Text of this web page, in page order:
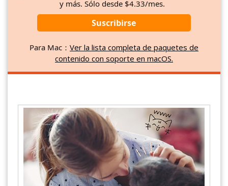
y más. Sólo desde $4.33/mes.
Suscribirse
Para Mac： Ver la lista completa de paquetes de
contenido con soporte en macOS.